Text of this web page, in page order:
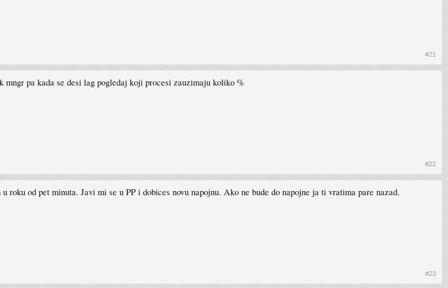
#21
mngr pa kada se desi lag pogledaj koji procesi zauzimaju koliko %
#22
od pet minuta. Javi mi se u PP i dobices novu napojnu. Ako ne bude do napojne ja ti vratima pare nazad.
#23